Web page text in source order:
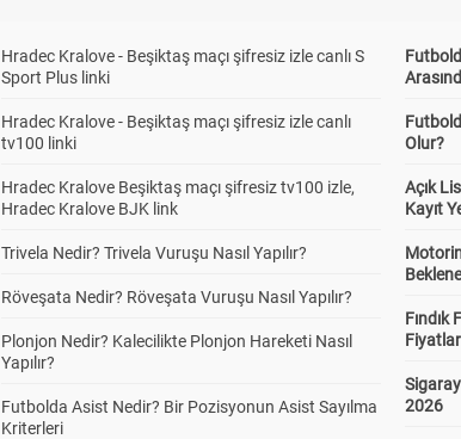
Hradec Kralove - Beşiktaş maçı şifresiz izle canlı S
Sport Plus linki
Hradec Kralove - Beşiktaş maçı şifresiz izle canlı
tv100 linki
Hradec Kralove Beşiktaş maçı şifresiz tv100 izle,
Hradec Kralove BJK link
Trivela Nedir? Trivela Vuruşu Nasıl Yapılır?
Röveşata Nedir? Röveşata Vuruşu Nasıl Yapılır?
Plonjon Nedir? Kalecilikte Plonjon Hareketi Nasıl
Yapılır?
Futbolda Asist Nedir? Bir Pozisyonun Asist Sayılma
Kriterleri
Olur?
Açık
Kayıt
Fındık
2026